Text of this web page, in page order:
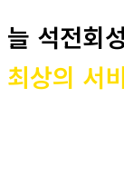
늘 석전회
최상의 서